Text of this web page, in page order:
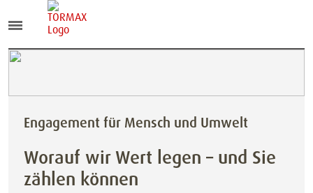
Engagement für Mensch und Umwelt
Worauf wir Wert legen – und Sie
zählen können